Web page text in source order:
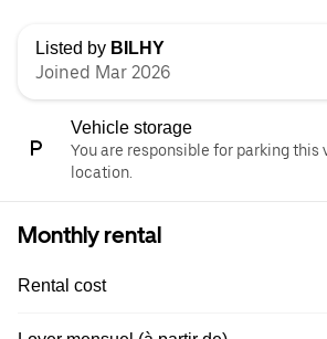
Listed by BILHY
Joined Mar 2026
Vehicle storage
You are responsible for parking this
location.
Monthly rental
Rental cost